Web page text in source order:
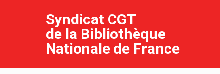
Syndicat CGT
de la Bibliothèque
Nationale de France